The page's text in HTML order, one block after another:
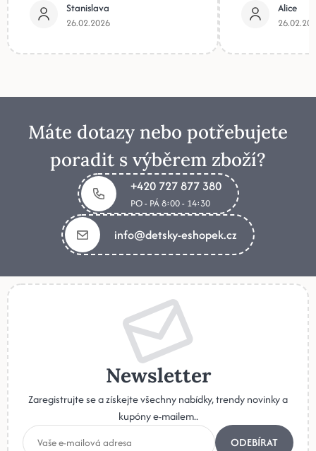
Stanislava
26.02.2026
Alice
Máte dotazy nebo potřebujete
poradit s výběrem zboží?
+420 727 877 380
PO - PÁ 8:00 - 14:30
info@detsky-eshopek.cz
Newsletter
Zaregistrujte se a získejte všechny nabídky, trendy novinky a
kupóny e-mailem..
ODEBÍRAT